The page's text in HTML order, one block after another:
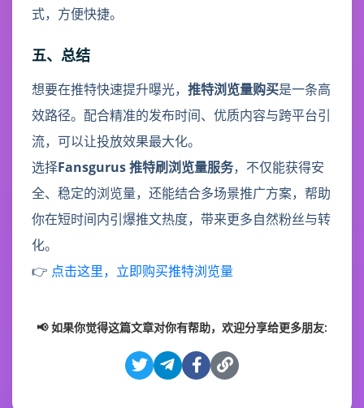
式，方便快捷。
五、总结
想要在推特快速提升曝光， 推特浏览量购买是一条高
效路径。配合精准的发布时间、优质内容与跨平台引
流，可以让投放效果最大化。
选择Fansgurus 推特刷浏览量服务，不仅能获得安
全、稳定的浏览量，还能结合多场景推广方案，帮助
你在短时间内引爆推文热度，带来更多自然粉丝与转
化。
👉 点击这里，立即购买推特浏览量
📢 如果你觉得这篇文章对你有帮助，欢迎分享给更多朋友: